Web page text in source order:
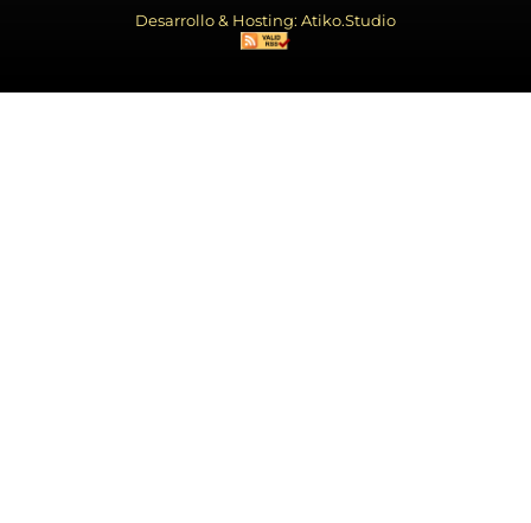
Desarrollo & Hosting: Atiko.Studio